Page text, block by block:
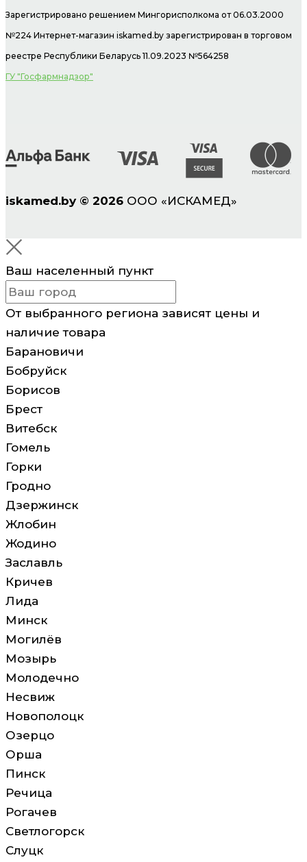
Зарегистрировано решением Мингорисполкома от 06.03.2000
№224 Интернет-магазин iskamed.by зарегистрирован в торговом
реестре Республики Беларусь 11.09.2023 №564258
ГУ "Госфармнадзор"
iskamed.by © 2026 ООО «ИСКАМЕД»
Ваш населенный пункт
От выбранного региона зависят цены и
наличие товара
Барановичи
Бобруйск
Борисов
Брест
Витебск
Гомель
Горки
Гродно
Дзержинск
Жлобин
Жодино
Заславль
Кричев
Лида
Минск
Могилёв
Мозырь
Молодечно
Несвиж
Новополоцк
Озерцо
Орша
Пинск
Речица
Рогачев
Светлогорск
Слуцк